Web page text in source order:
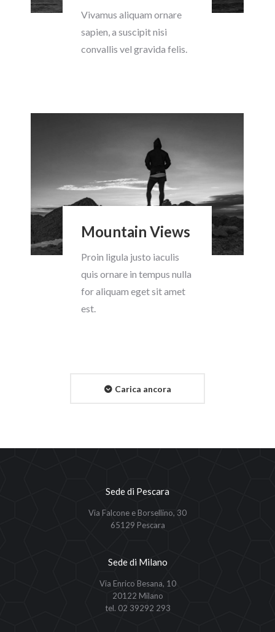
Vivamus aliquam ornare
sapien, a suscipit nisi
convallis vel gravida felis.
Mountain Views
Proin ligula justo iaculis
quis ornare in tempus nulla
for aliquam eget sit amet
est.
Carica ancora
Sede di Pescara
Via Falcone e Borsellino, 30
65129 Pescara
Sede di Milano
Via Enrico Besana, 10
20122 Milano
tel. 02 39292 293